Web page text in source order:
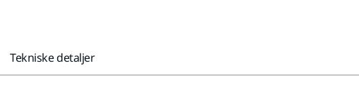
Tekniske detaljer